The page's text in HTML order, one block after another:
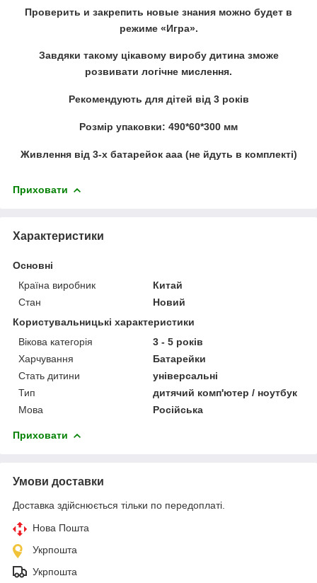
Проверить и закрепить новые знания можно будет в
режиме «Игра».
Завдяки такому цікавому виробу дитина зможе
розвивати логічне мислення.
Рекомендують для дітей від 3 років
Розмір упаковки: 490*60*300 мм
Живлення від 3-х батарейок ааа (не йдуть в комплекті)
Приховати
Характеристики
Основні
Країна виробник
Китай
Стан
Новий
Користувальницькі характеристики
Вікова категорія
3 - 5 років
Харчування
Батарейки
Стать дитини
універсальні
Тип
дитячий комп'ютер / ноутбук
Мова
Російська
Приховати
Умови доставки
Доставка здійснюється тільки по передоплаті.
Нова Пошта
Укрпошта
Укрпошта